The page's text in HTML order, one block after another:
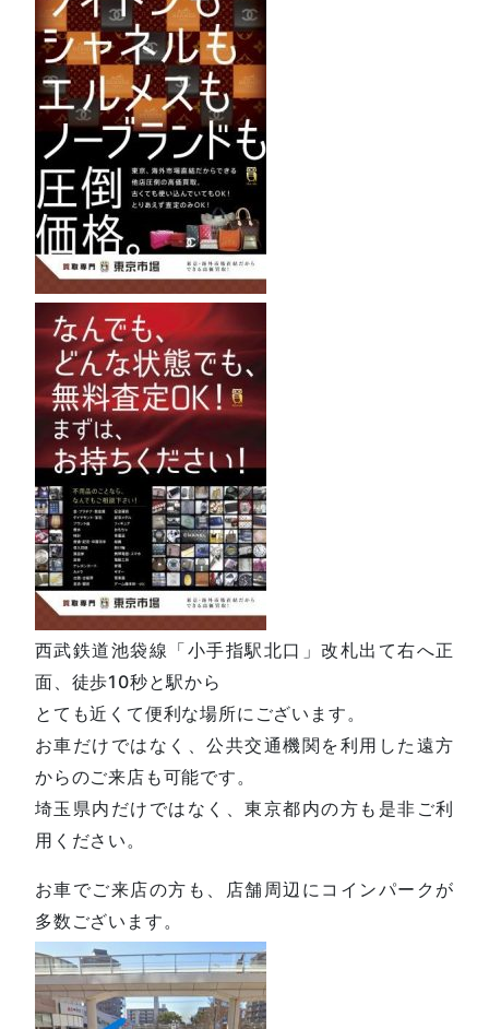
西武鉄道池袋線「小手指駅北口」改札出て右へ正
面、徒歩10秒と駅から
とても近くて便利な場所にございます。
お車だけではなく、公共交通機関を利用した遠方
からのご来店も可能です。
埼玉県内だけではなく、東京都内の方も是非ご利
用ください。
お車でご来店の方も、店舗周辺にコインパークが
多数ございます。